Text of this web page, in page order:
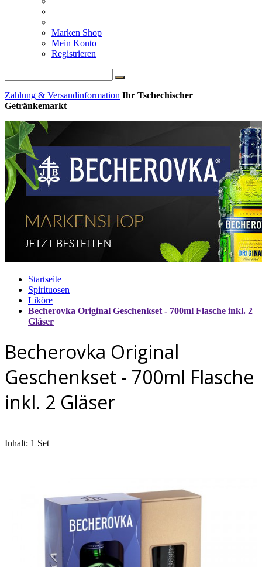
Marken Shop
Mein Konto
Registrieren
Zahlung & Versandinformation Ihr Tschechischer
Getränkemarkt
Startseite
Spirituosen
Liköre
Becherovka Original Geschenkset - 700ml Flasche inkl. 2
Gläser
Becherovka Original
Geschenkset - 700ml Flasche
inkl. 2 Gläser
Inhalt: 1 Set